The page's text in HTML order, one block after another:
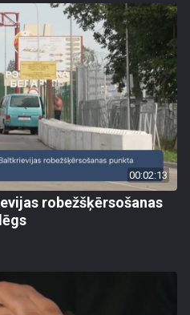
00:02:13
robežšķērsošanas